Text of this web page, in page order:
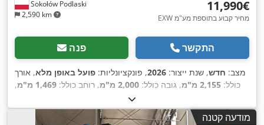
Sokołów Podlaski
2,590 km
‏11,990 ‏€
EXW מחיר קבוע בתוספת מע"מ
פנה התקשר
מצב: חדש, שנת ייצור: 2026, פונקציונליות: פועל באופן מלא, אורך
כולל: 2,155 מ"מ , גובה כולל: 2,000 מ"מ , רוחב כולל: 1,469 מ"מ
,
משקל כולל:
פאזי, משך האחריות:12 חודשים ,
מודעה קטנה